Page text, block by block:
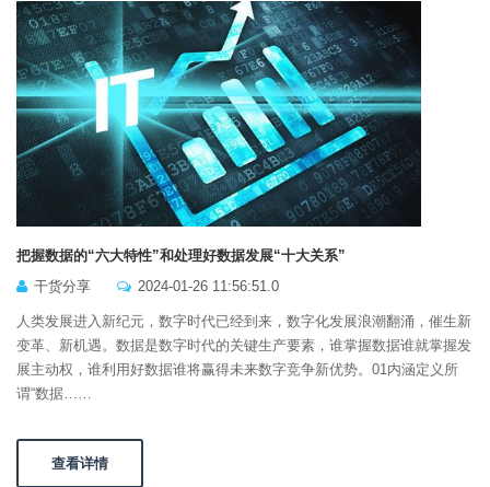
把握数据的“六大特性”和处理好数据发展“十大关系”
干货分享
2024-01-26 11:56:51.0
人类发展进入新纪元，数字时代已经到来，数字化发展浪潮翻涌，催生新
变革、新机遇。数据是数字时代的关键生产要素，谁掌握数据谁就掌握发
展主动权，谁利用好数据谁将赢得未来数字竞争新优势。01内涵定义所
谓“数据……
查看详情